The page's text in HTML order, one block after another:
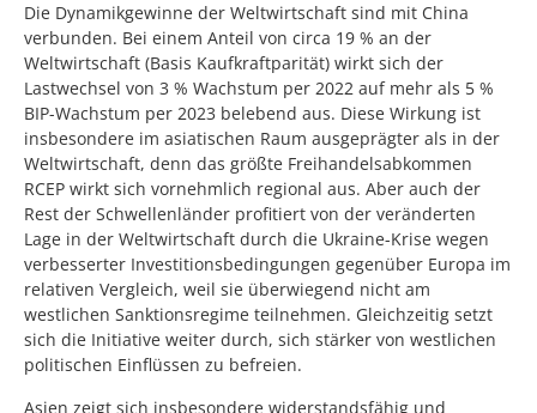
Die Dynamikgewinne der Weltwirtschaft sind mit China
verbunden. Bei einem Anteil von circa 19 % an der
Weltwirtschaft (Basis Kaufkraftparität) wirkt sich der
Lastwechsel von 3 % Wachstum per 2022 auf mehr als 5 %
BIP-Wachstum per 2023 belebend aus. Diese Wirkung ist
insbesondere im asiatischen Raum ausgeprägter als in der
Weltwirtschaft, denn das größte Freihandelsabkommen
RCEP wirkt sich vornehmlich regional aus. Aber auch der
Rest der Schwellenländer profitiert von der veränderten
Lage in der Weltwirtschaft durch die Ukraine-Krise wegen
verbesserter Investitionsbedingungen gegenüber Europa im
relativen Vergleich, weil sie überwiegend nicht am
westlichen Sanktionsregime teilnehmen. Gleichzeitig setzt
sich die Initiative weiter durch, sich stärker von westlichen
politischen Einflüssen zu befreien.
Asien zeigt sich insbesondere widerstandsfähig und